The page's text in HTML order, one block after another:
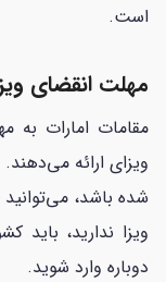
است.
مهلت انقضای
ویزای ارائه
ویزا ندارید، باید
دوباره وارد شوید.